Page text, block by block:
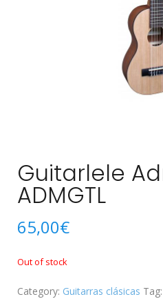
Guitarlele
ADMGTL
65,00€
Out of stock
Category: Guitarras clásicas Tag: